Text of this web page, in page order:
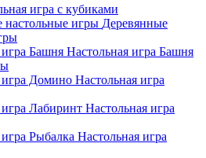
игра с кубиками
Деревянные
Настольная игра Башня
Настольная игра
Настольная игра
Настольная игра